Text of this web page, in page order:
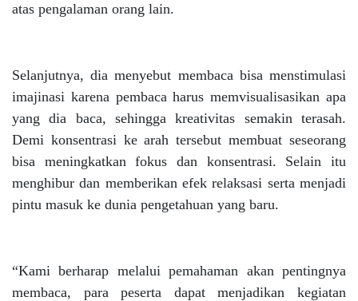
atas pengalaman orang lain.
Selanjutnya, dia menyebut membaca bisa menstimulasi
imajinasi karena pembaca harus memvisualisasikan apa
yang dia baca, sehingga kreativitas semakin terasah.
Demi konsentrasi ke arah tersebut membuat seseorang
bisa meningkatkan fokus dan konsentrasi. Selain itu
menghibur dan memberikan efek relaksasi serta menjadi
pintu masuk ke dunia pengetahuan yang baru.
“Kami berharap melalui pemahaman akan pentingnya
membaca, para peserta dapat menjadikan kegiatan